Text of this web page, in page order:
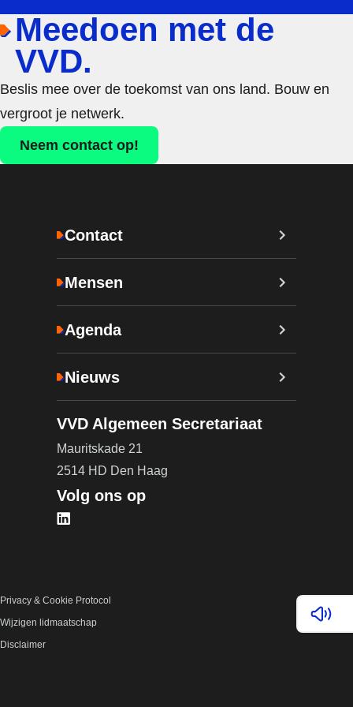
Lees
Meedoen met de
VVD.
Beslis mee over de toekomst van ons land. Bouw en
vergroot je netwerk.
Neem contact op!
Contact
Mensen
Agenda
Nieuws
VVD Algemeen Secretariaat
Mauritskade 21
2514 HD Den Haag
Volg ons op
Bezoek onze LinkedIn pagina (opent in nieuw
Privacy & Cookie Protocol
Wijzigen lidmaatschap
Disclaimer